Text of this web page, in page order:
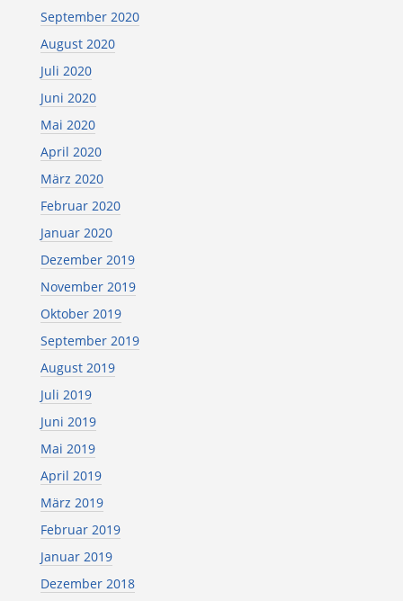
September 2020
August 2020
Juli 2020
Juni 2020
Mai 2020
April 2020
März 2020
Februar 2020
Januar 2020
Dezember 2019
November 2019
Oktober 2019
September 2019
August 2019
Juli 2019
Juni 2019
Mai 2019
April 2019
März 2019
Februar 2019
Januar 2019
Dezember 2018